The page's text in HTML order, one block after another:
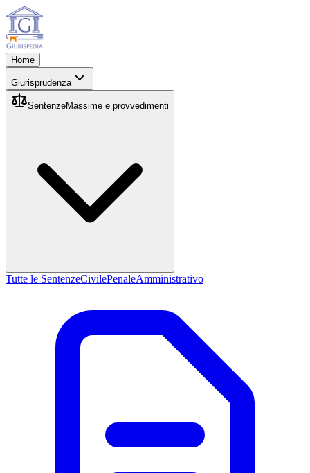
Home
Giurisprudenza
SentenzeMassime e provvedimenti
Tutte le SentenzeCivilePenaleAmministrativo